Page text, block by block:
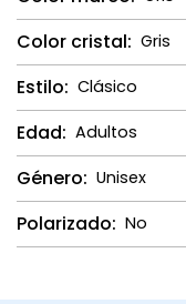
Color cristal: Gris
Estilo: Clásico
Edad: Adultos
Género: Unisex
Polarizado: No